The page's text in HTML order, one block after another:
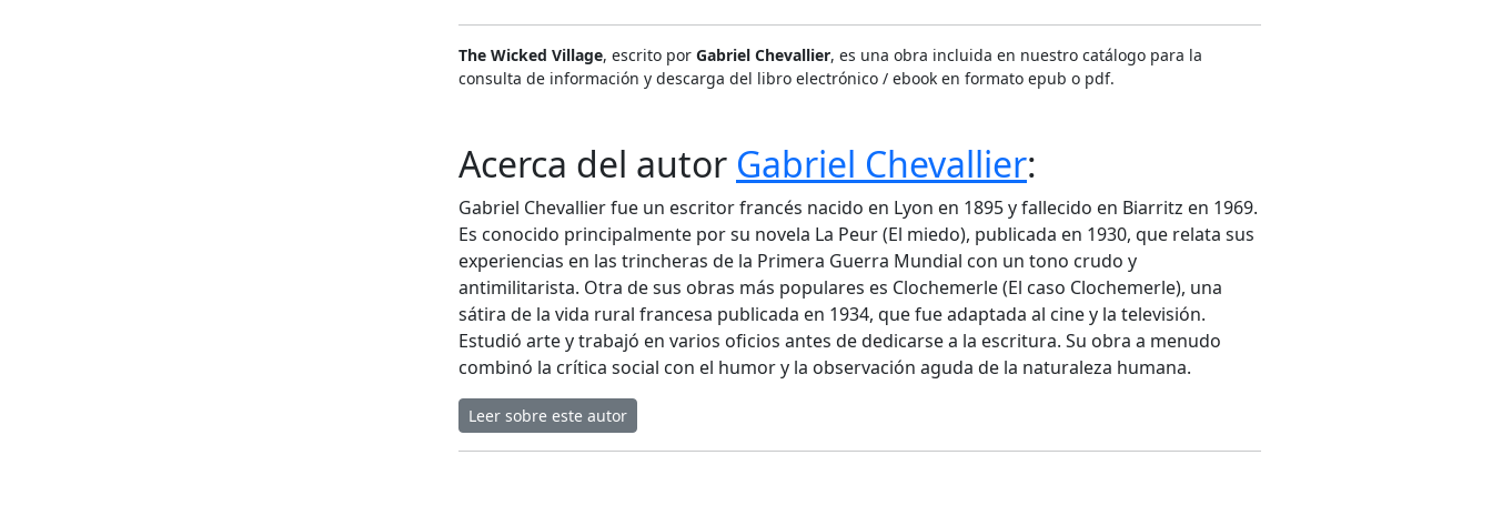
The Wicked Village, escrito por Gabriel Chevallier, es una obra incluida en nuestro catálogo para la
consulta de información y descarga del libro electrónico / ebook en formato epub o pdf.
Acerca del autor Gabriel Chevallier:
Gabriel Chevallier fue un escritor francés nacido en Lyon en 1895 y fallecido en Biarritz en 1969.
Es conocido principalmente por su novela La Peur (El miedo), publicada en 1930, que relata sus
experiencias en las trincheras de la Primera Guerra Mundial con un tono crudo y
antimilitarista. Otra de sus obras más populares es Clochemerle (El caso Clochemerle), una
sátira de la vida rural francesa publicada en 1934, que fue adaptada al cine y la televisión.
Estudió arte y trabajó en varios oficios antes de dedicarse a la escritura. Su obra a menudo
combinó la crítica social con el humor y la observación aguda de la naturaleza humana.
Leer sobre este autor